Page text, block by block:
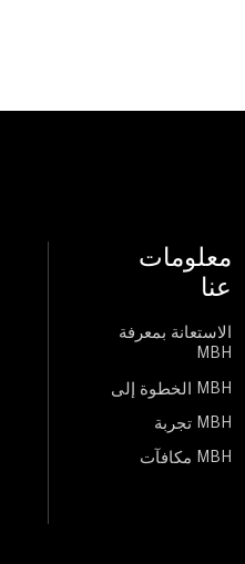
معلومات
عنا
الاستعانة بمعرفة
MBH
الخطوة إلى MBH
تجربة MBH
مكافآت MBH